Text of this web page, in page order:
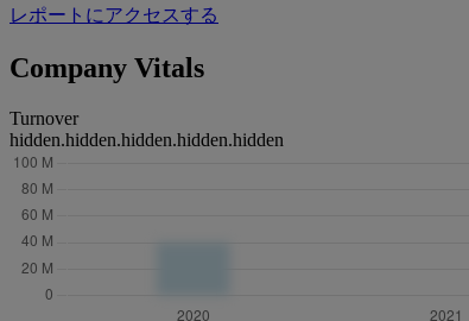
レポートにアクセスする
Company Vitals
Turnover
hidden.hidden.hidden.hidden.hidden